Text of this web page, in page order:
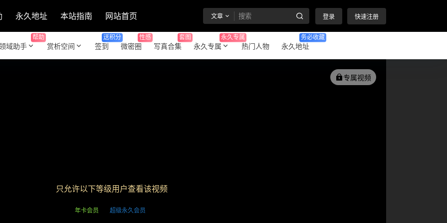
永久地址 本站指南 网站首页 文章 登录 快速注册
域助手
帮助
赏析空间 签到
送积分
微密圈
性感
写真合集
套图
永久专属
永久专属
热门人物 永久地址
务必收藏
专属视频
只允许以下等级用户查看该视频
年卡会员 超级永久会员